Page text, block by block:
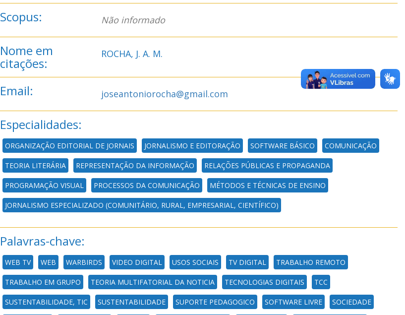
Scopus: Não informado
Nome em
citações:
ROCHA, J. A. M.
Email: joseantoniorocha@gmail.com
Especialidades:
ORGANIZAÇÃO EDITORIAL DE JORNAIS JORNALISMO E EDITORAÇÃO SOFTWARE BÁSICO COMUNICAÇÃO
TEORIA LITERÁRIA REPRESENTAÇÃO DA INFORMAÇÃO RELAÇÕES PÚBLICAS E PROPAGANDA
PROGRAMAÇÃO VISUAL PROCESSOS DA COMUNICAÇÃO MÉTODOS E TÉCNICAS DE ENSINO
JORNALISMO ESPECIALIZADO (COMUNITÁRIO, RURAL, EMPRESARIAL, CIENTÍFICO)
Palavras-chave:
WEB TV WEB WARBIRDS VIDEO DIGITAL USOS SOCIAIS TV DIGITAL TRABALHO REMOTO
TRABALHO EM GRUPO TEORIA MULTIFATORIAL DA NOTICIA TECNOLOGIAS DIGITAIS TCC
SUSTENTABILIDADE, TIC SUSTENTABILIDADE SUPORTE PEDAGOGICO SOFTWARE LIVRE SOCIEDADE